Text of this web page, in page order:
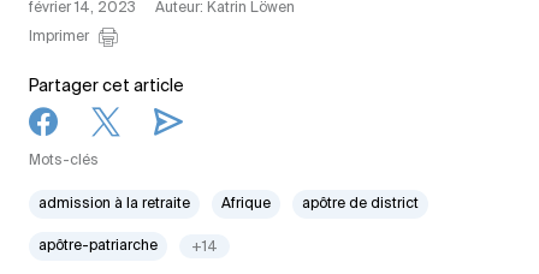
février 14, 2023
Auteur: Katrin Löwen
Imprimer
Partager cet article
Mots-clés
admission à la retraite Afrique apôtre de district
apôtre-patriarche +14